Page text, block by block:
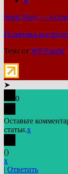
Song Story —
Политика
Тема от WP Puzzle
➤
0
Оставьте
статьи.x
()
x
| Ответить